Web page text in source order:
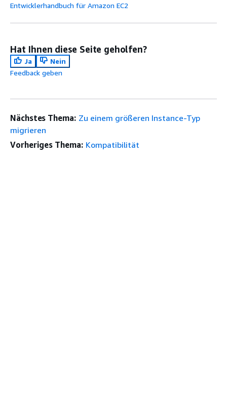
Entwicklerhandbuch für Amazon EC2
Hat Ihnen diese Seite geholfen?
Ja
Nein
Feedback geben
Nächstes Thema: Zu einem größeren Instance-Typ
migrieren
Vorheriges Thema: Kompatibilität